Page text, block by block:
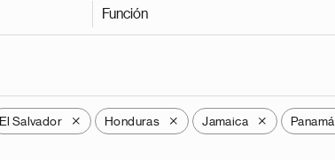
Función
El Salvador X Honduras X Jamaica X Panamá